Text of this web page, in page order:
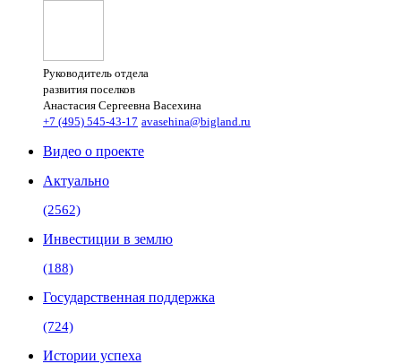
Руководитель отдела
развития поселков
Анастасия Сергеевна Васехина
+7 (495) 545-43-17 avasehina@bigland.ru
Видео о проекте
Актуально
(2562)
Инвестиции в землю
(188)
Государственная поддержка
(724)
Истории успеха